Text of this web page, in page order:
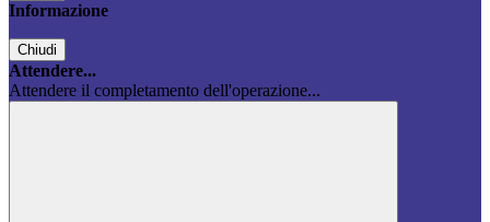
Informazione
Chiudi
Attendere...
Attendere il completamento dell'operazione...